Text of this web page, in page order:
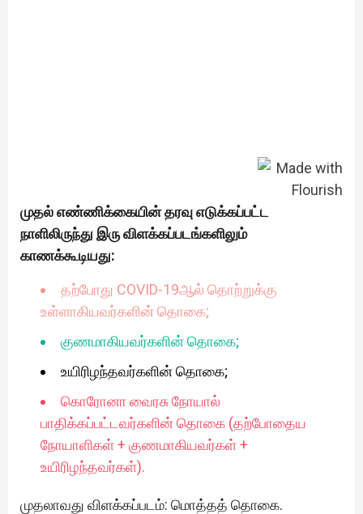
முதல் எண்ணிக்கையின் தரவு எடுக்கப்பட்ட
நாளிலிருந்து இரு விளக்கப்படங்களிலும்
காணக்கூடியது:
தற்போது COVID-19ஆல் தொற்றுக்கு
உள்ளாகியவர்களின் தொகை;
குணமாகியவர்களின் தொகை;
உயிரிழந்தவர்களின் தொகை;
கொரோனா வைரசு நோயால்
பாதிக்கப்பட்டவர்களின் தொகை (தற்போதைய
நோயாளிகள் + குணமாகியவர்கள் +
உயிரிழந்தவர்கள்).
முதலாவது விளக்கப்படம்: மொத்தத் தொகை.